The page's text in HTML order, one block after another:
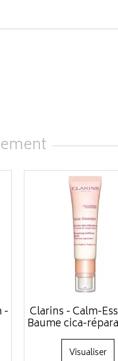
- Clarins - Calm-
Baume cica-
Visualiser